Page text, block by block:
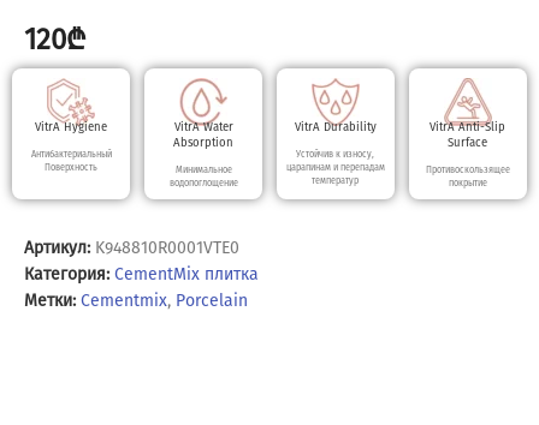
120₾
VitrA Hygiene
Антибактериальный
Поверхность
VitrA Water
Absorption
Минимальное
водопоглощение
VitrA Durability
Устойчив к износу,
царапинам и перепадам
температур
VitrA Anti-Slip
Surface
Противоскользящее
покрытие
Артикул: K948810R0001VTE0
Категория: CementMix плитка
Метки: Cementmix, Porcelain